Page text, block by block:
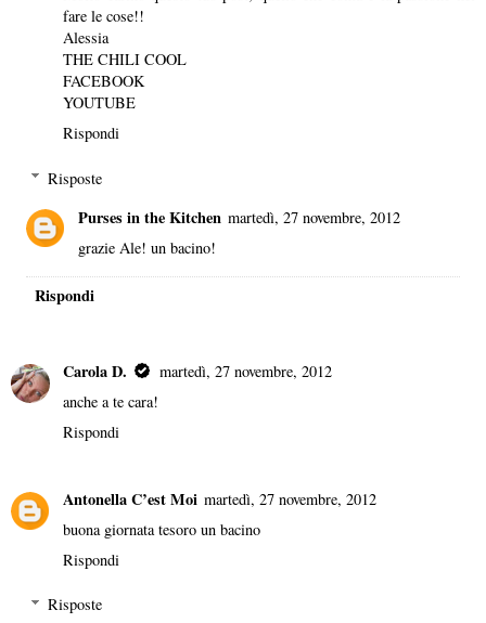
fare le cose!!
Alessia
THE CHILI COOL
FACEBOOK
YOUTUBE
Rispondi
Risposte
Purses in the Kitchen martedì, 27 novembre, 2012
grazie Ale! un bacino!
Rispondi
Carola D.
martedì, 27 novembre, 2012
anche a te cara!
Rispondi
Antonella C’est Moi martedì, 27 novembre, 2012
buona giornata tesoro un bacino
Rispondi
Risposte